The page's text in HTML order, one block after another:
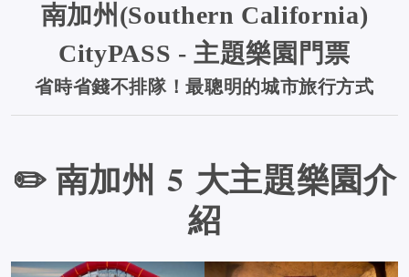
南加州(Southern California)
CityPASS - 主題樂園門票
省時省錢不排隊！最聰明的城市旅行方式
✏️ 南加州 5 大主題樂園介
紹